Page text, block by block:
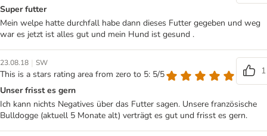
Super futter
Mein welpe hatte durchfall habe dann dieses Futter gegeben und weg
war es jetzt ist alles gut und mein Hund ist gesund .
23.08.18 | SW
This is a stars rating area from zero to 5: 5/5
1
Unser frisst es gern
Ich kann nichts Negatives über das Futter sagen. Unsere französische
Bulldogge (aktuell 5 Monate alt) verträgt es gut und frisst es gern.